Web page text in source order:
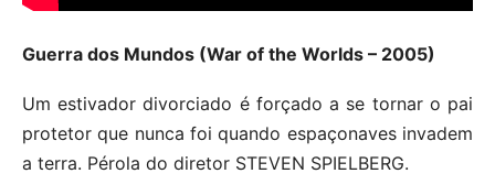
Guerra dos Mundos (War of the Worlds – 2005)
Um estivador divorciado é forçado a se tornar o pai
protetor que nunca foi quando espaçonaves invadem
a terra. Pérola do diretor STEVEN SPIELBERG.